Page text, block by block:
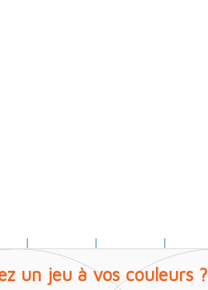
un jeu à vos couleurs ?